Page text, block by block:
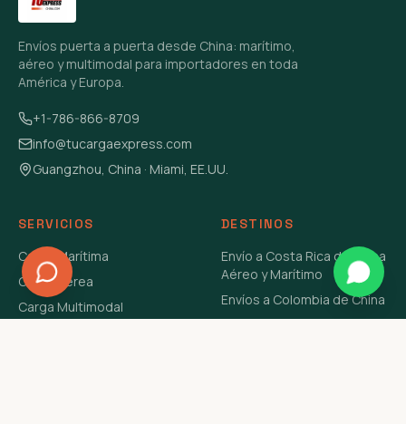
Envíos puerta a puerta desde China: marítimo,
aéreo y multimodal para importadores en toda
América y Europa.
+1-786-866-8709
info@tucargaexpress.com
Guangzhou, China · Miami, EE.UU.
SERVICIOS
Carga Marítima
Carga Aérea
Carga Multimodal
DESTINOS
Envío a Costa Rica de China
Aéreo y Marítimo
Envíos a Colombia de China